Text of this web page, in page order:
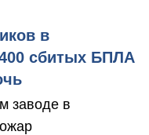
в
сбитых БПЛА
заводе в